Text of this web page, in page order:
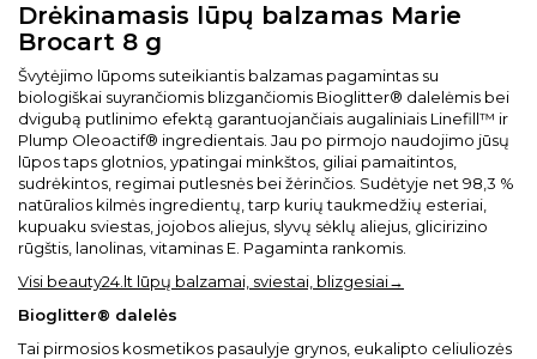
Drėkinamasis lūpų balzamas Marie
Brocart 8 g
Švytėjimo lūpoms suteikiantis balzamas pagamintas su
biologiškai suyrančiomis blizgančiomis Bioglitter® dalelėmis bei
dvigubą putlinimo efektą garantuojančiais augaliniais Linefill™ ir
Plump Oleoactif® ingredientais. Jau po pirmojo naudojimo jūsų
lūpos taps glotnios, ypatingai minkštos, giliai pamaitintos,
sudrėkintos, regimai putlesnės bei žėrinčios. Sudėtyje net 98,3 %
natūralios kilmės ingredientų, tarp kurių taukmedžių esteriai,
kupuaku sviestas, jojobos aliejus, slyvų sėklų aliejus, glicirizino
rūgštis, lanolinas, vitaminas E. Pagaminta rankomis.
Visi beauty24.lt lūpų balzamai, sviestai, blizgesiai→
Bioglitter® dalelės
Tai pirmosios kosmetikos pasaulyje grynos, eukalipto celiuliozės